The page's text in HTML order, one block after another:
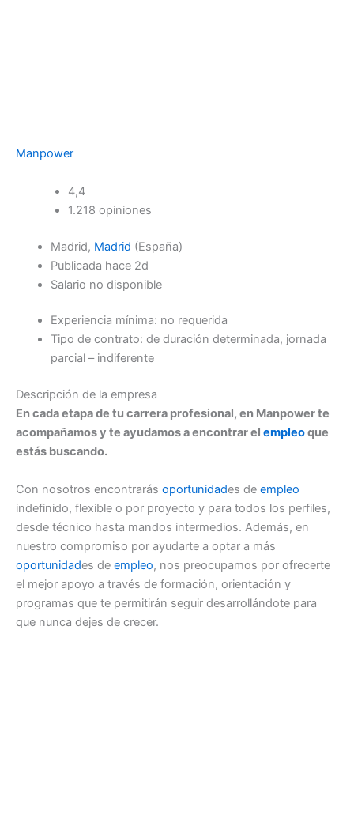
Manpower
4,4
1.218 opiniones
Madrid, Madrid (España)
Publicada hace 2d
Salario no disponible
Experiencia mínima: no requerida
Tipo de contrato: de duración determinada, jornada
parcial – indiferente
Descripción de la empresa
En cada etapa de tu carrera profesional, en Manpower te
acompañamos y te ayudamos a encontrar el empleoque
estás buscando.
Con nosotros encontrarás oportunidades de empleo
indefinido, flexible o por proyecto y para todos los perfiles,
desde técnico hasta mandos intermedios. Además, en
nuestro compromiso por ayudarte a optar a más
oportunidades de empleo, nos preocupamos por ofrecerte
el mejor apoyo a través de formación, orientación y
programas que te permitirán seguir desarrollándote para
que nunca dejes de crecer.